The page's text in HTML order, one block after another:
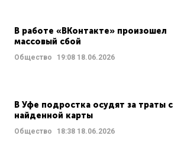
В работе «ВКонтакте» произошел
массовый сбой
Общество 19:08 18.06.2026
В Уфе подростка осудят за траты с
найденной карты
Общество 18:38 18.06.2026